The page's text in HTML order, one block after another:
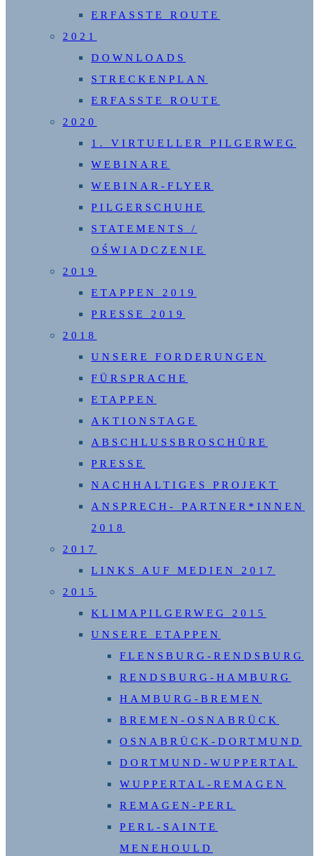
ERFASSTE ROUTE
2021
DOWNLOADS
STRECKENPLAN
ERFASSTE ROUTE
2020
1. VIRTUELLER PILGERWEG
WEBINARE
WEBINAR-FLYER
PILGERSCHUHE
STATEMENTS /
OŚWIADCZENIE
2019
ETAPPEN 2019
PRESSE 2019
2018
UNSERE FORDERUNGEN
FÜRSPRACHE
ETAPPEN
AKTIONSTAGE
ABSCHLUSSBROSCHÜRE
PRESSE
NACHHALTIGES PROJEKT
ANSPRECH- PARTNER*INNEN
2018
2017
LINKS AUF MEDIEN 2017
2015
KLIMAPILGERWEG 2015
UNSERE ETAPPEN
FLENSBURG-RENDSBURG
RENDSBURG-HAMBURG
HAMBURG-BREMEN
BREMEN-OSNABRÜCK
OSNABRÜCK-DORTMUND
DORTMUND-WUPPERTAL
WUPPERTAL-REMAGEN
REMAGEN-PERL
PERL-SAINTE
MENEHOULD